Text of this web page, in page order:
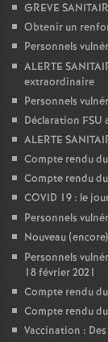
GREVE
Obtenir un
Personnels
ALERTE
extraordinaire
Personnels
Déclaration FSU
ALERTE
Compte rendu
Compte rendu
COVID 19 : le
Personnels
Nouveau
Personnels
18 février 2021
Compte rendu
Compte rendu
Vaccination :